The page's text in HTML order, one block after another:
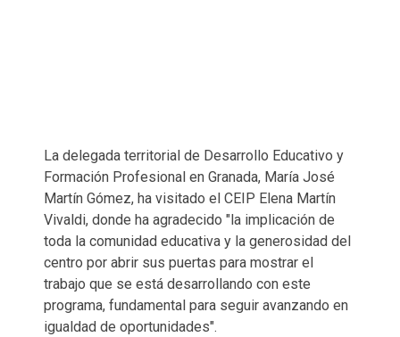
La delegada territorial de Desarrollo Educativo y
Formación Profesional en Granada, María José
Martín Gómez, ha visitado el CEIP Elena Martín
Vivaldi, donde ha agradecido "la implicación de
toda la comunidad educativa y la generosidad del
centro por abrir sus puertas para mostrar el
trabajo que se está desarrollando con este
programa, fundamental para seguir avanzando en
igualdad de oportunidades".